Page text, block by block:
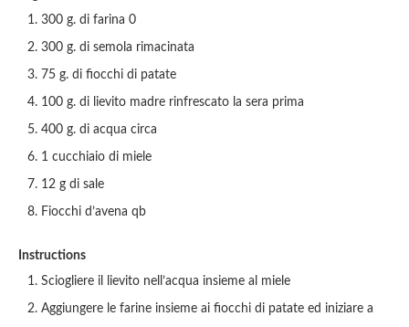
300 g. di farina 0
300 g. di semola rimacinata
75 g. di fiocchi di patate
100 g. di lievito madre rinfrescato la sera prima
400 g. di acqua circa
1 cucchiaio di miele
12 g di sale
Fiocchi d’avena qb
Instructions
Sciogliere il lievito nell’acqua insieme al miele
Aggiungere le farine insieme ai fiocchi di patate ed iniziare a